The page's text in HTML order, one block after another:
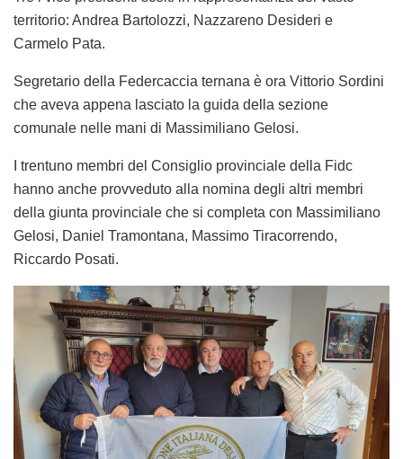
territorio: Andrea Bartolozzi, Nazzareno Desideri e
Carmelo Pata.
Segretario della Federcaccia ternana è ora Vittorio Sordini
che aveva appena lasciato la guida della sezione
comunale nelle mani di Massimiliano Gelosi.
I trentuno membri del Consiglio provinciale della Fidc
hanno anche provveduto alla nomina degli altri membri
della giunta provinciale che si completa con Massimiliano
Gelosi, Daniel Tramontana, Massimo Tiracorrendo,
Riccardo Posati.